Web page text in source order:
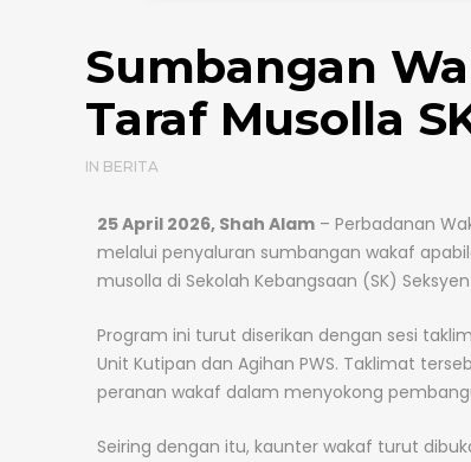
Sumbangan
Taraf Musolla
IN BERITA
25 April 2026, Shah Alam – Perbadanan
melalui penyaluran sumbangan wakaf
musolla di Sekolah Kebangsaan (SK)
Program ini turut diserikan dengan sesi
Unit Kutipan dan Agihan PWS. Taklimat
peranan wakaf dalam menyokong
Seiring dengan itu, kaunter wakaf turut